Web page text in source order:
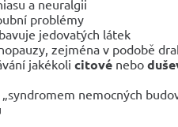
a neuralgii
problémy
jedovatých látek
zejména v podobě
jakékoli citové nebo
nemocných